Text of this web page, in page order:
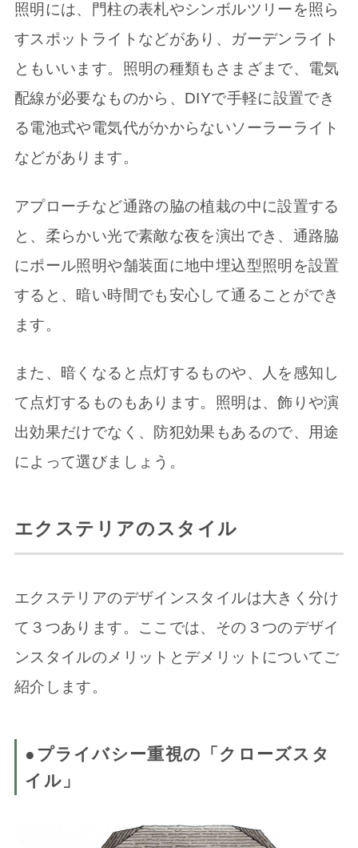
照明には、門柱の表札やシンボルツリーを照ら
すスポットライトなどがあり、ガーデンライト
ともいいます。照明の種類もさまざまで、電気
配線が必要なものから、DIYで手軽に設置でき
る電池式や電気代がかからないソーラーライト
などがあります。
アプローチなど通路の脇の植栽の中に設置する
と、柔らかい光で素敵な夜を演出でき、通路脇
にポール照明や舗装面に地中埋込型照明を設置
すると、暗い時間でも安心して通ることができ
ます。
また、暗くなると点灯するものや、人を感知し
て点灯するものもあります。照明は、飾りや演
出効果だけでなく、防犯効果もあるので、用途
によって選びましょう。
エクステリアのスタイル
エクステリアのデザインスタイルは大きく分け
て３つあります。ここでは、その３つのデザイ
ンスタイルのメリットとデメリットについてご
紹介します。
●プライバシー重視の「クローズスタ
イル」